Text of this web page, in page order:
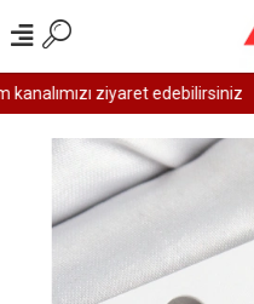
ziyaret edebilirsiniz